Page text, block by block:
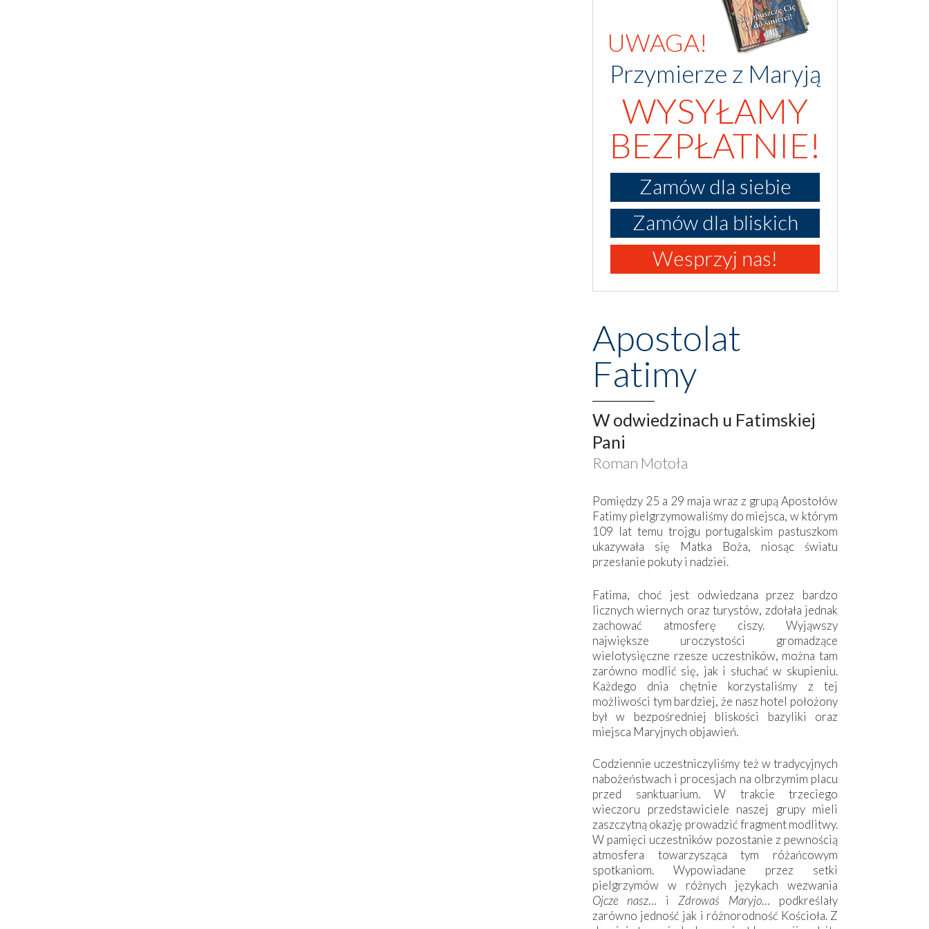
UWAGA!
Przymierze z Maryją
WYSYŁAMY
BEZPŁATNIE!
Zamów dla siebie
Zamów dla bliskich
Wesprzyj nas!
Apostolat
Fatimy
W odwiedzinach u Fatimskiej
Pani
Roman Motoła
Pomiędzy 25 a 29 maja wraz z grupą Apostołów
Fatimy pielgrzymowaliśmy do miejsca, w którym
109 lat temu trojgu portugalskim pastuszkom
ukazywała się Matka Boża, niosąc światu
przesłanie pokuty i nadziei.
Fatima, choć jest odwiedzana przez bardzo
licznych wiernych oraz turystów, zdołała jednak
zachować atmosferę ciszy. Wyjąwszy
największe uroczystości gromadzące
wielotysięczne rzesze uczestników, można tam
zarówno modlić się, jak i słuchać w skupieniu.
Każdego dnia chętnie korzystaliśmy z tej
możliwości tym bardziej, że nasz hotel położony
był w bezpośredniej bliskości bazyliki oraz
miejsca Maryjnych objawień.
Codziennie uczestniczyliśmy też w tradycyjnych
nabożeństwach i procesjach na olbrzymim placu
przed sanktuarium. W trakcie trzeciego
wieczoru przedstawiciele naszej grupy mieli
zaszczytną okazję prowadzić fragment modlitwy.
W pamięci uczestników pozostanie z pewnością
atmosfera towarzysząca tym różańcowym
spotkaniom. Wypowiadane przez setki
pielgrzymów w różnych językach wezwania
Ojcze nasz… i Zdrowaś Maryjo… podkreślały
zarówno jedność jak i różnorodność Kościoła. Z